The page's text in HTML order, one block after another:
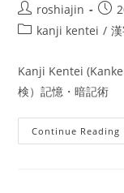
Post
author:
roshiajin
Post
Postkanji kentei /
Kanji Kentei
検）記憶・暗記術
Continue Reading